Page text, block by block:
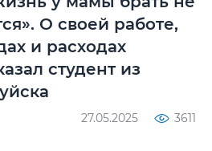
О своей работе,
и расходах
студент из
27.05.2025 3611